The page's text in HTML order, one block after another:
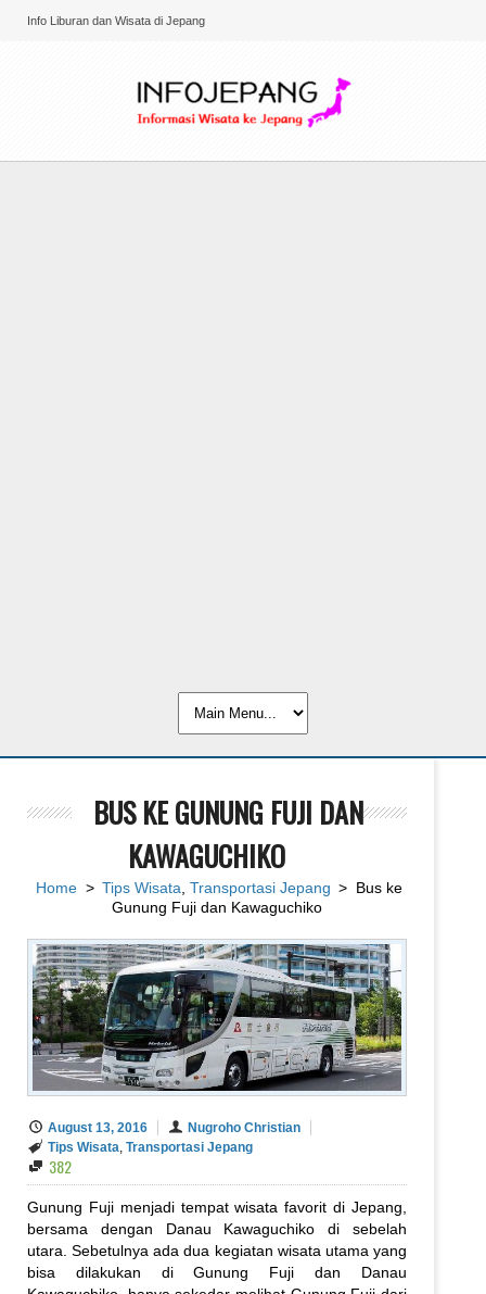
Info Liburan dan Wisata di Jepang
BUS KE GUNUNG FUJI DAN
KAWAGUCHIKO
Home> Tips Wisata Transportasi Jepang > Bus ke
Gunung Fuji dan Kawaguchiko
August 13, 2016
Nugroho Christian
Tips Wisata, Transportasi Jepang
382
Gunung Fuji menjadi tempat wisata favorit di Jepang,
bersama dengan Danau Kawaguchiko di sebelah
utara. Sebetulnya ada dua kegiatan wisata utama yang
bisa dilakukan di Gunung Fuji dan Danau